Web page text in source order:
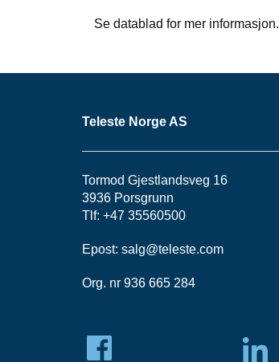
Se datablad for mer informasjon.
Teleste Norge AS
Tormod Gjestlandsveg 16
3936 Porsgrunn
Tlf: +47 35560500
Epost: salg@teleste.com
Org. nr 936 665 284